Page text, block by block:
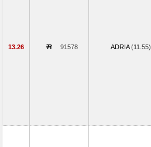
13.26 91578 ADRIA(11.55)